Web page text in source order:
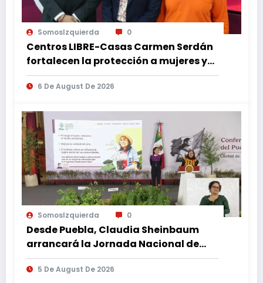
SomosIzquierda 0
Centros LIBRE-Casas Carmen Serdán
fortalecen la protección a mujeres y
reducen feminicidios en Puebla
6 De August De 2026
SomosIzquierda 0
Desde Puebla, Claudia Sheinbaum
arrancará la Jornada Nacional de
Reforestación
5 De August De 2026